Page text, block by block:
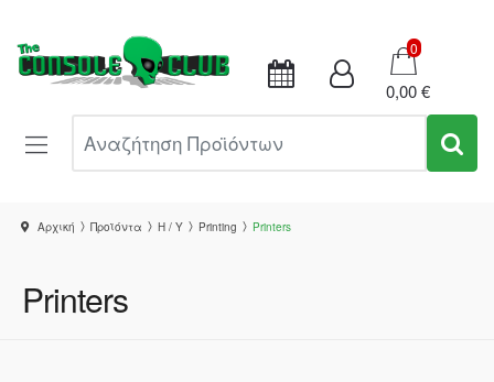
Καλάθι
0
0,00 €
Αρχική Προϊόντα Η / Υ Printing Printers
Printers